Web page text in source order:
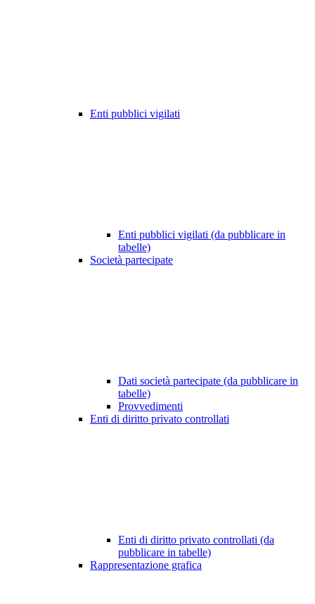
Enti pubblici vigilati
Enti pubblici vigilati (da pubblicare in
tabelle)
Società partecipate
Dati società partecipate (da pubblicare in
tabelle)
Provvedimenti
Enti di diritto privato controllati
Enti di diritto privato controllati (da
pubblicare in tabelle)
Rappresentazione grafica